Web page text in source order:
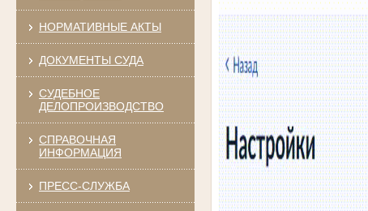
НОРМАТИВНЫЕ АКТЫ
ДОКУМЕНТЫ СУДА
СУДЕБНОЕ
ДЕЛОПРОИЗВОДСТВО
СПРАВОЧНАЯ
ИНФОРМАЦИЯ
ПРЕСС-СЛУЖБА